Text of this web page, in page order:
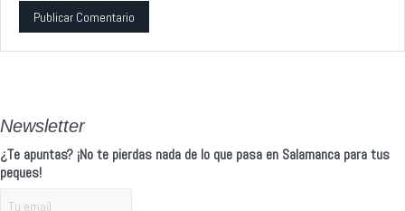
Newsletter
¿Te apuntas? ¡No te pierdas nada de lo que pasa en Salamanca para tus
peques!